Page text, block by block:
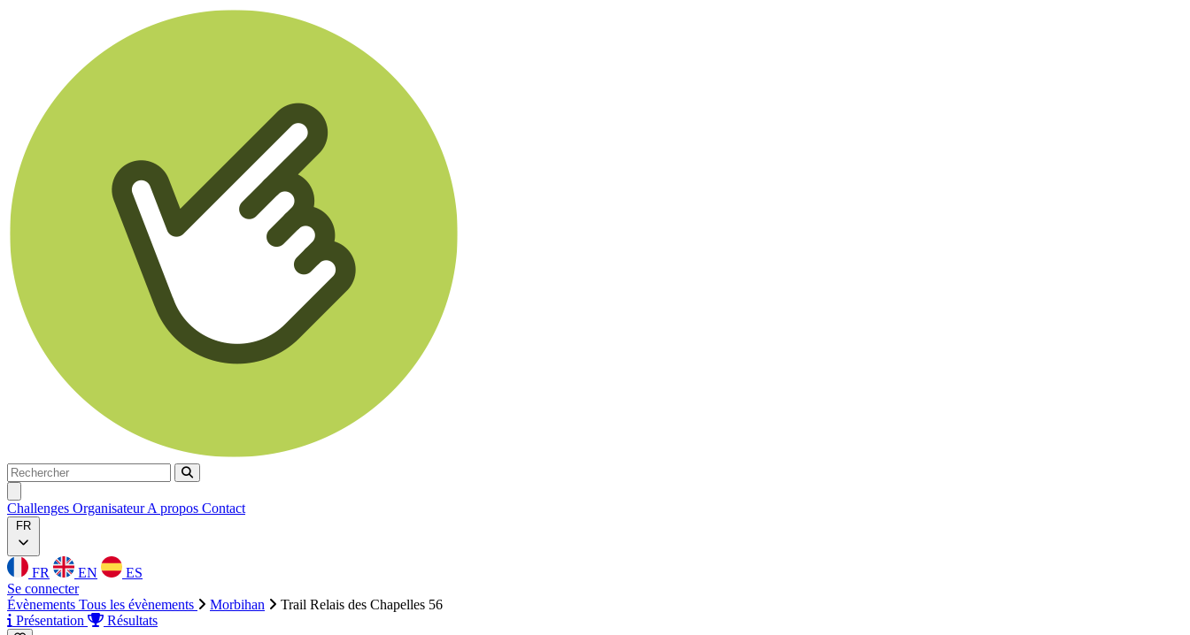
Rechercher
Rechercher
Challenges OrganisateurA propos Contact
FR
FR EN
ES
Se connecter
Évènements Tous les évènements Morbihan
Trail Relais des Chapelles 56
Présentation
Résultats